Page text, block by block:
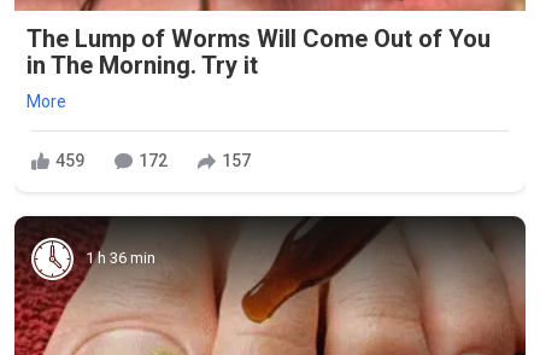
The Lump of Worms Will Come Out of You
in The Morning. Try it
More
459 172 157
1 h 36 min